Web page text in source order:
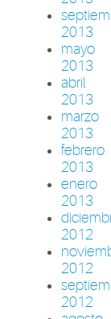
2013
mayo
2013
abril
2013
marzo
2013
febrero
2013
enero
2013
2012
2012
2012